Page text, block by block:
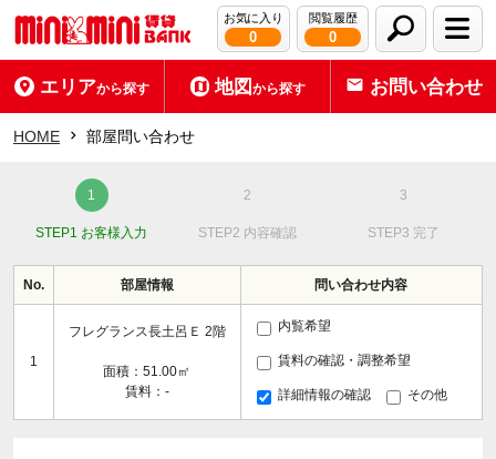
お気に入り
0
閲覧履歴
0
エリアから探す 地図から探す お問い合わせ
HOME 部屋問い合わせ
STEP1 お客様入力 STEP2 内容確認 STEP3 完了
No. 部屋情報 問い合わせ内容
1
フレグランス長土呂Ｅ 2階
面積：51.00㎡
賃料：-
内覧希望
賃料の確認・調整希望
詳細情報の確認 その他